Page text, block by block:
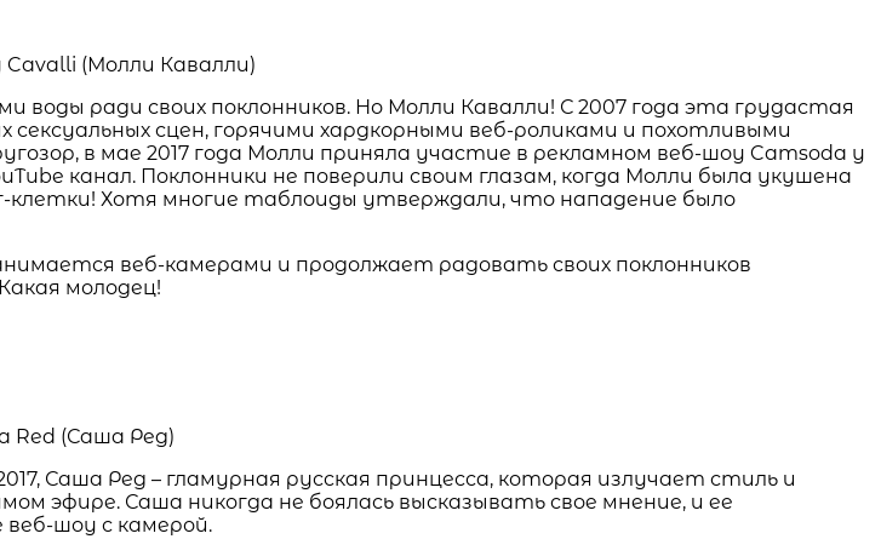
ради своих поклонников. Но Молли Кавалли! С 2007 года эта грудастая
сцен, горячими хардкорными веб-роликами и похотливыми
в мае 2017 года Молли приняла участие в рекламном веб-шоу Camsoda у
канал. Поклонники не поверили своим глазам, когда Молли была укушена
клетки! Хотя многие таблоиды утверждали, что нападение было
веб-камерами и продолжает радовать своих поклонников
молодец!
Саша Ред – гламурная русская принцесса, которая излучает стиль и
эфире. Саша никогда не боялась высказывать свое мнение, и ее
шоу с камерой.